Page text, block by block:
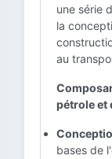
une série
la
au
pétrole et
bases de